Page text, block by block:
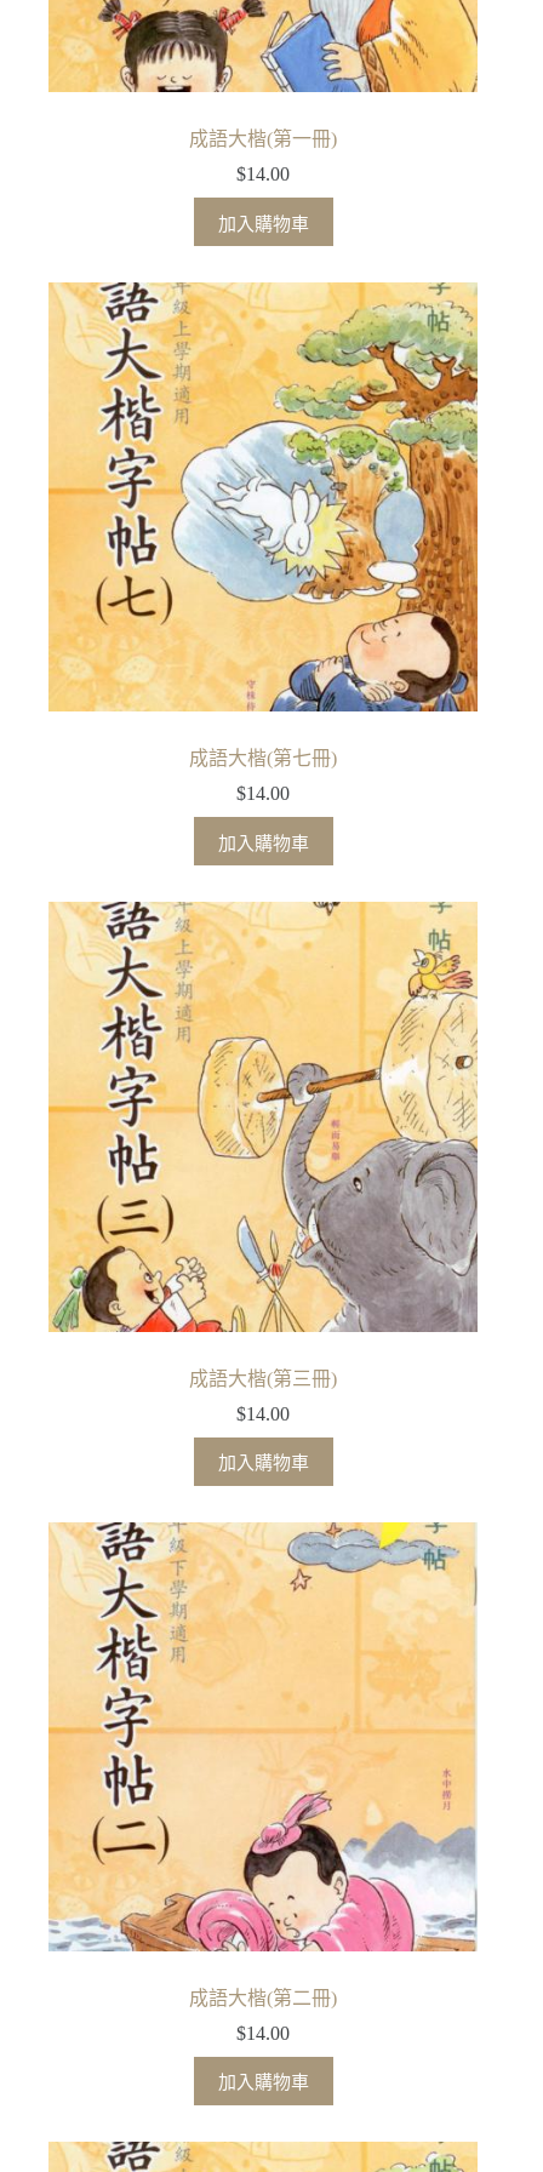
成語大楷(第一冊)
$14.00
加入購物車
成語大楷(第七冊)
$14.00
加入購物車
成語大楷(第三冊)
$14.00
加入購物車
成語大楷(第二冊)
$14.00
加入購物車